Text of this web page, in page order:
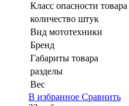
Класс опасности товара
количество штук
Вид мототехники
Бренд
Габариты товара
разделы
Вес
В избранное Сравнить